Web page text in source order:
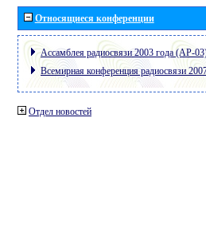
Относящиеся конференции
Ассамблея радиосвязи 2003 года (АР-
Всемирная конференция радиосвязи
Отдел новостей